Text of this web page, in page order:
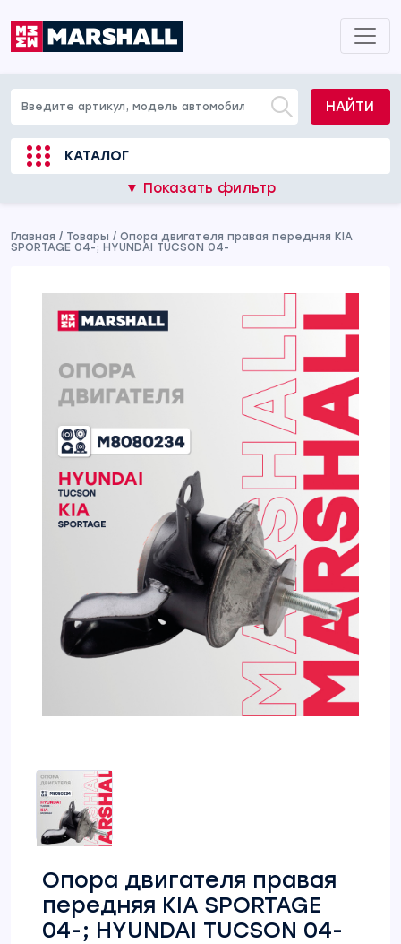
НАЙТИ
КАТАЛОГ
▼ Показать фильтр
Главная / Товары / Опора двигателя правая передняя KIA
SPORTAGE 04-; HYUNDAI TUCSON 04-
Опора двигателя правая
передняя KIA SPORTAGE
04-; HYUNDAI TUCSON 04-